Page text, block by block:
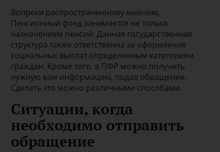
Вопреки распространенному мнению,
Пенсионный фонд занимается не только
назначением пенсий. Данная государственная
структура также ответственна за оформление
социальных выплат определенным категориям
граждан. Кроме того, в ПФР можно получить
нужную вам информацию, подав обращение.
Сделать это можно различными способами.
Ситуации, когда
необходимо отправить
обращение